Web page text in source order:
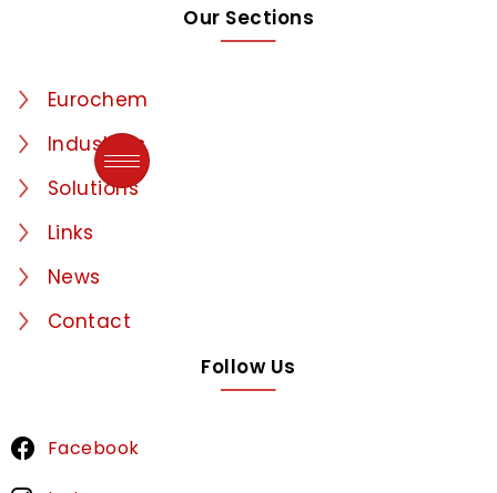
Our Sections
Eurochem
Industries
Solutions
Links
News
Contact
Follow Us
Facebook